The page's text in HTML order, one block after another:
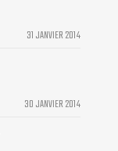
31 JANVIER 2014
30 JANVIER 2014